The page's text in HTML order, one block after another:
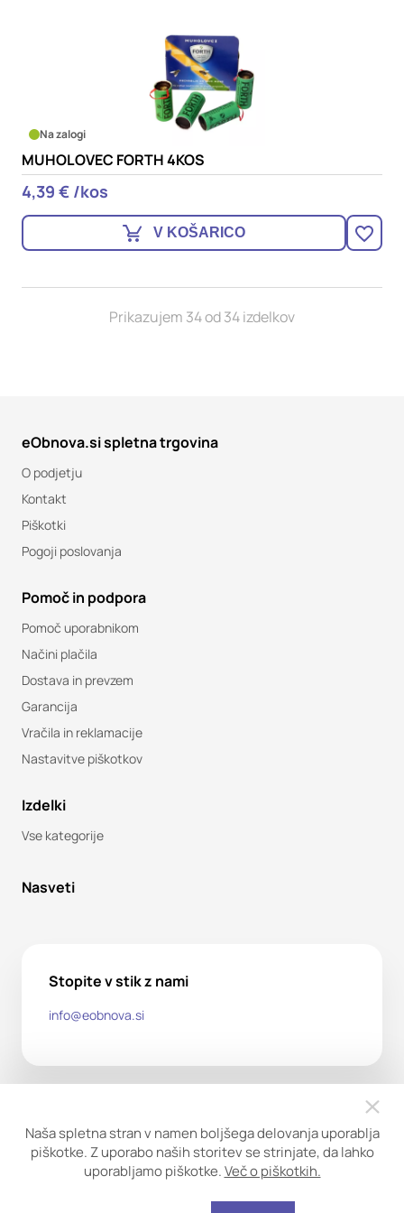
Na zalogi
MUHOLOVEC FORTH 4KOS
4,39 € /kos
V KOŠARICO
Prikazujem 34 od 34 izdelkov
eObnova.si spletna trgovina
O podjetju
Kontakt
Piškotki
Pogoji poslovanja
Pomoč in podpora
Pomoč uporabnikom
Načini plačila
Dostava in prevzem
Garancija
Vračila in reklamacije
Nastavitve piškotkov
Izdelki
Vse kategorije
Nasveti
Stopite v stik z nami
info@eobnova.si
Naša spletna stran v namen boljšega delovanja uporablja
piškotke. Z uporabo naših storitev se strinjate, da lahko
uporabljamo piškotke.Več o piškotkih.